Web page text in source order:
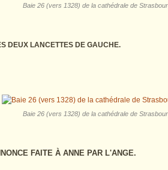
Baie 26 (vers 1328) de la cathédrale de
DEUX LANCETTES DE GAUCHE.
Baie 26 (vers 1328) de la cathédrale de
FAITE À ANNE PAR L'ANGE.